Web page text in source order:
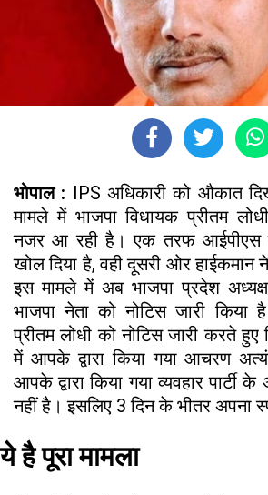
भोपाल : IPS अधिकारी को औकात
मामले में भाजपा विधायक प्रीतम
नजर आ रही है। एक तरफ आईपीएस
खोल दिया है, वही दूसरी ओर हाईकमान
इस मामले में अब भाजपा प्रदेश
भाजपा नेता को नोटिस जारी किया
प्रीतम लोधी को नोटिस जारी करते हुए
में आपके द्वारा किया गया आचरण
आपके द्वारा किया गया व्यवहार
नहीं है। इसलिए 3 दिन के भीतर अपना
ये है पूरा मामला